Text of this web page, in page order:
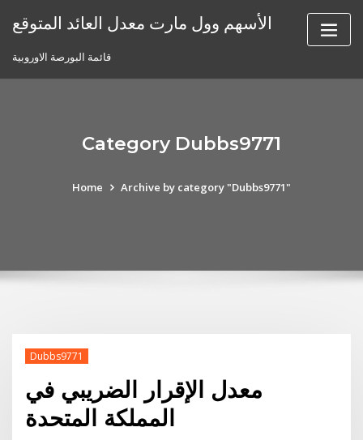
الأسهم وول مارت معدل العائد المتوقع
قائمة البورصة الاوروبية
Category Dubbs9771
Home Archive by category "Dubbs9771"
Dubbs9771
معدل الإقرار الضريبي في
المملكة المتحدة